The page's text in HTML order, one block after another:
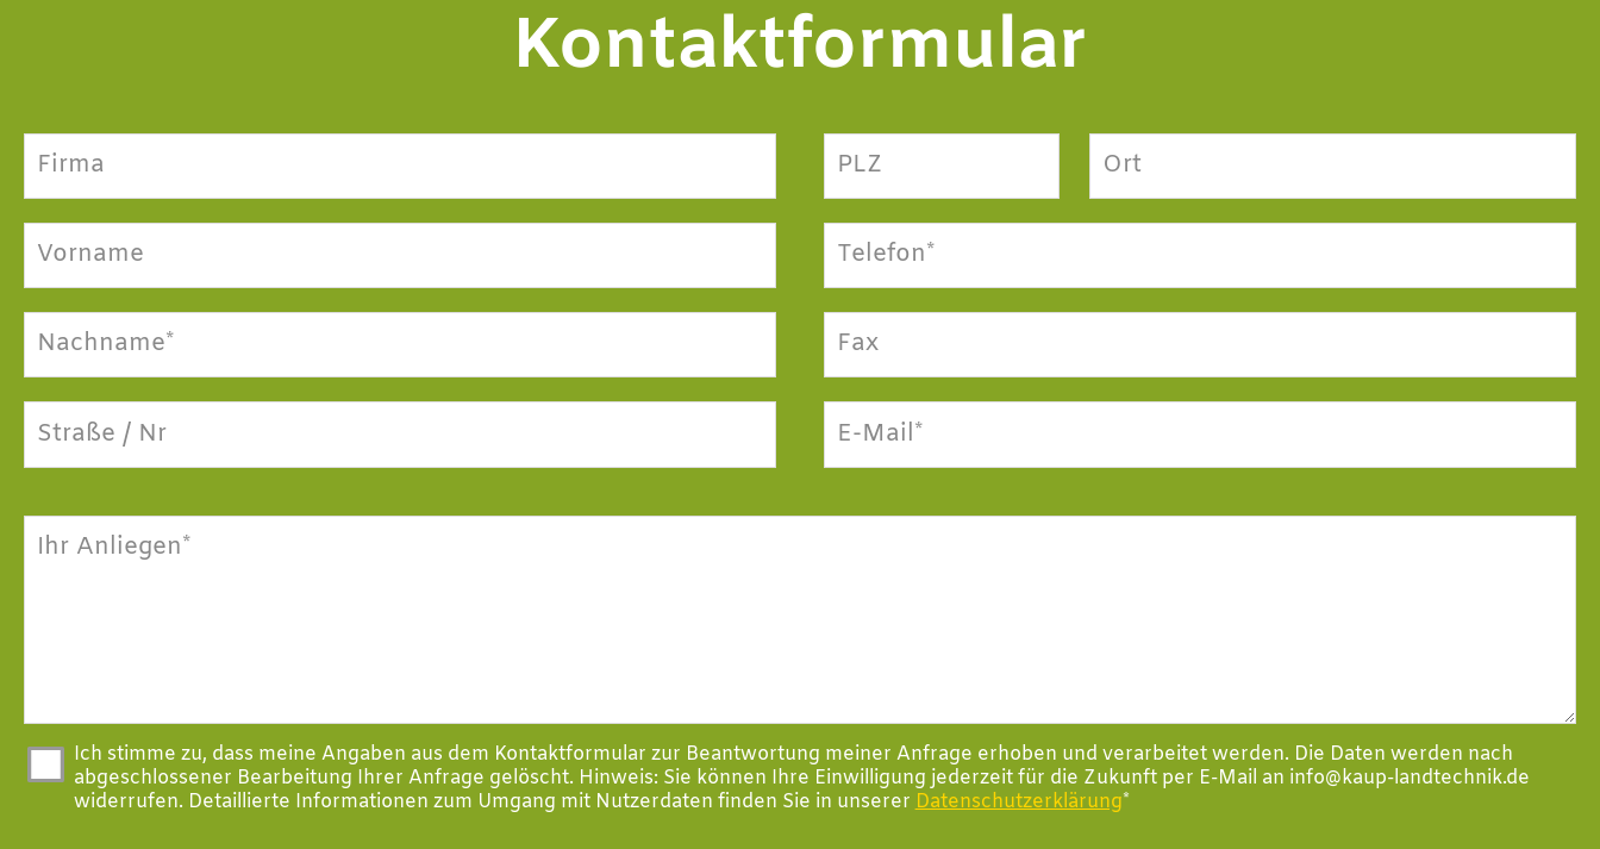
Kontaktformular
Firma
Vorname
Nachname*
Straße / Nr
PLZ Ort
Telefon*
Fax
E-Mail*
Ihr Anliegen*
Ich stimme zu, dass meine Angaben aus dem Kontaktformular zur Beantwortung meiner Anfrage erhoben und verarbeitet werden. Die Daten werden nach
abgeschlossener Bearbeitung Ihrer Anfrage gelöscht. Hinweis: Sie können Ihre Einwilligung jederzeit für die Zukunft per E-Mail an info@kaup-landtechnik.de
widerrufen. Detaillierte Informationen zum Umgang mit Nutzerdaten finden Sie in unserer Datenschutzerklärung*